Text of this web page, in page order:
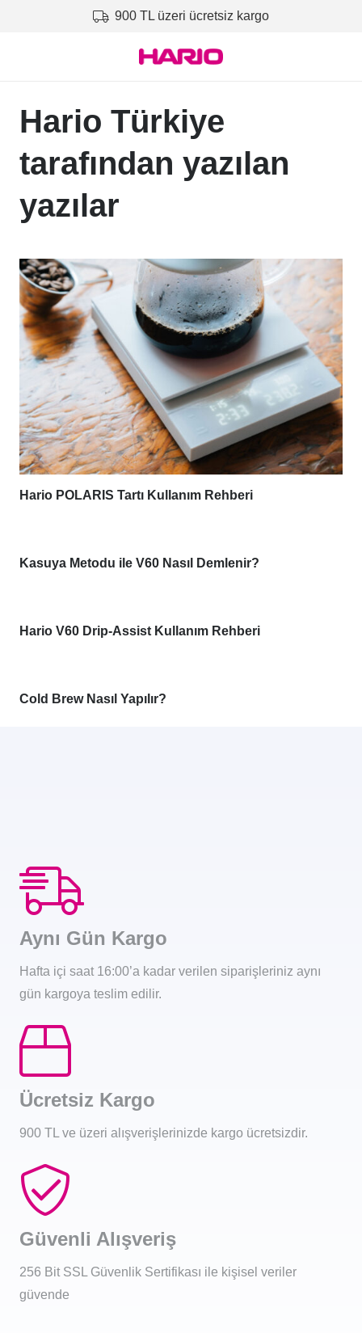
900 TL üzeri ücretsiz kargo
Hario Türkiye
tarafından yazılan
yazılar
Hario POLARIS Tartı Kullanım Rehberi
Kasuya Metodu ile V60 Nasıl Demlenir?
Hario V60 Drip-Assist Kullanım Rehberi
Cold Brew Nasıl Yapılır?
Aynı Gün Kargo
Hafta içi saat 16:00’a kadar verilen siparişleriniz aynı
gün kargoya teslim edilir.
Ücretsiz Kargo
900 TL ve üzeri alışverişlerinizde kargo ücretsizdir.
Güvenli Alışveriş
256 Bit SSL Güvenlik Sertifikası ile kişisel veriler
güvende